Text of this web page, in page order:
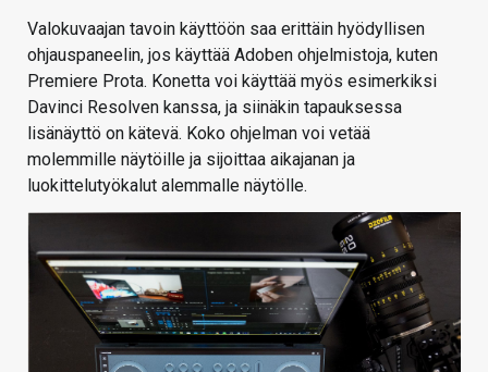
Valokuvaajan tavoin käyttöön saa erittäin hyödyllisen
ohjauspaneelin, jos käyttää Adoben ohjelmistoja, kuten
Premiere Prota. Konetta voi käyttää myös esimerkiksi
Davinci Resolven kanssa, ja siinäkin tapauksessa
lisänäyttö on kätevä. Koko ohjelman voi vetää
molemmille näytöille ja sijoittaa aikajanan ja
luokittelutyökalut alemmalle näytölle.